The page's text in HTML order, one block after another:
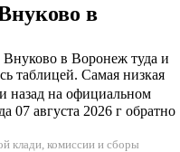
в
Внуково в Воронеж туда и
таблицей. Самая низкая
назад на официальном
07 августа 2026 г обратно
клади, комиссии и сборы